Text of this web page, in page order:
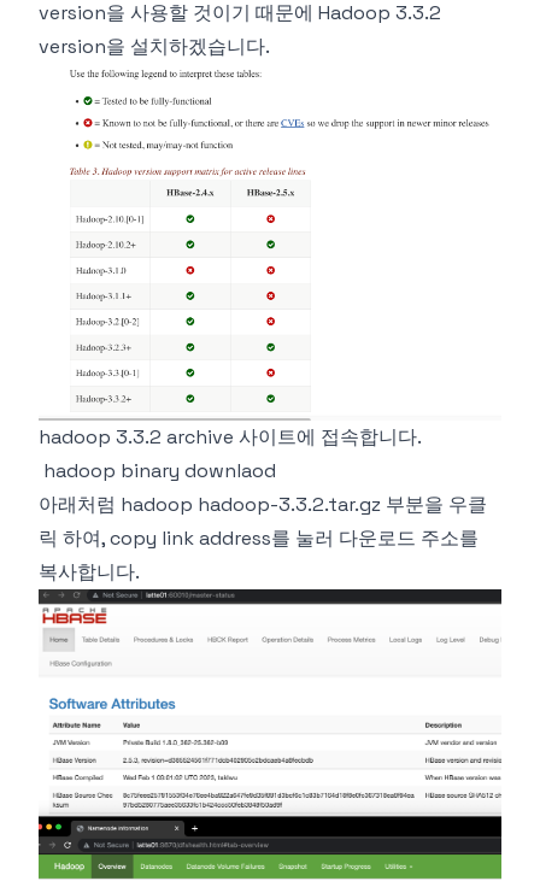
version을 사용할 것이기 때문에 Hadoop 3.3.2
version을 설치하겠습니다.
hadoop 3.3.2 archive 사이트에 접속합니다.
hadoop binary downlaod
아래처럼 hadoop hadoop-3.3.2.tar.gz 부분을 우클
릭 하여, copy link address를 눌러 다운로드 주소를
복사합니다.